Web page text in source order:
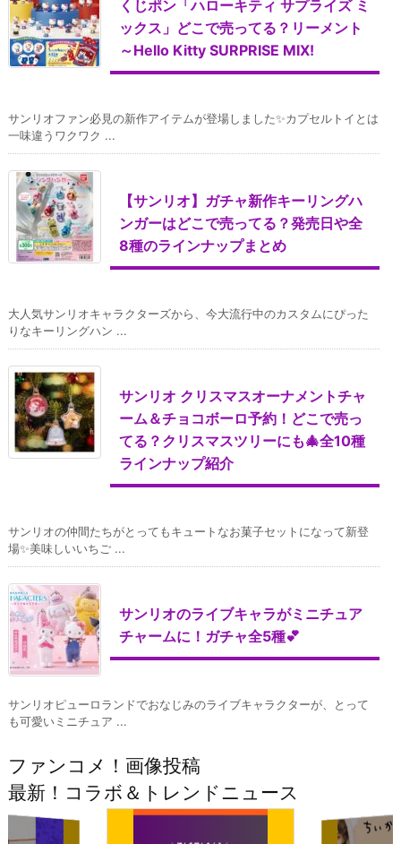
くじポン「ハローキティ サプライズ ミ
ックス」どこで売ってる？リーメント
～Hello Kitty SURPRISE MIX!
サンリオファン必見の新作アイテムが登場しました✨カプセルトイとは
一味違うワクワク ...
【サンリオ】ガチャ新作キーリングハ
ンガーはどこで売ってる？発売日や全
8種のラインナップまとめ
大人気サンリオキャラクターズから、今大流行中のカスタムにぴった
りなキーリングハン ...
サンリオ クリスマスオーナメントチャ
ーム＆チョコボーロ予約！どこで売っ
てる？クリスマスツリーにも🎄全10種
ラインナップ紹介
サンリオの仲間たちがとってもキュートなお菓子セットになって新登
場✨美味しいいちご ...
サンリオのライブキャラがミニチュア
チャームに！ガチャ全5種💕
サンリオピューロランドでおなじみのライブキャラクターが、とって
も可愛いミニチュア ...
ファンコメ！画像投稿
最新！コラボ＆トレンドニュース